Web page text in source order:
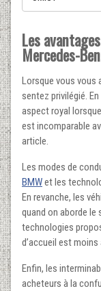
Les
Mercedes-
Lorsque vous vous
sentez privilégié.
aspect royal
est incomparable
article.
Les modes de
BMWet les
En revanche, les
quand on aborde
technologies
d’accueil est
Enfin, les
acheteurs à la